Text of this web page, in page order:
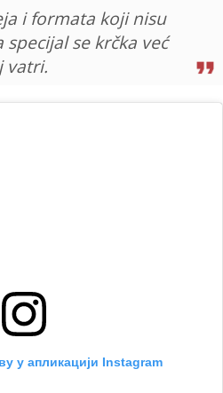
i formata koji nisu
se krčka već
vatri.
у апликацији Instagram